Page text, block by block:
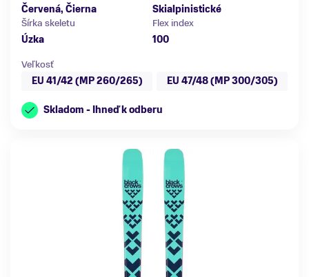
Červená, Čierna
Skialpinistické
Šírka skeletu
Úzka
Flex index
100
Veľkosť
EU 41/42 (MP 260/265)
EU 47/48 (MP 300/305)
Skladom - Ihneď k odberu